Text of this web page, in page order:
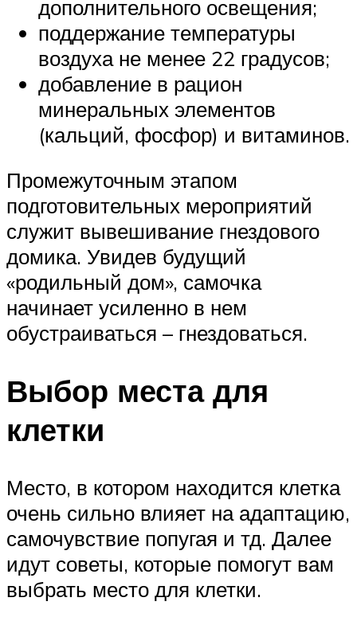
дополнительного освещения;
поддержание температуры
воздуха не менее 22 градусов;
добавление в рацион
минеральных элементов
(кальций, фосфор) и витаминов.
Промежуточным этапом
подготовительных мероприятий
служит вывешивание гнездового
домика. Увидев будущий
«родильный дом», самочка
начинает усиленно в нем
обустраиваться – гнездоваться.
Выбор места для
клетки
Место, в котором находится клетка
очень сильно влияет на адаптацию,
самочувствие попугая и тд. Далее
идут советы, которые помогут вам
выбрать место для клетки.